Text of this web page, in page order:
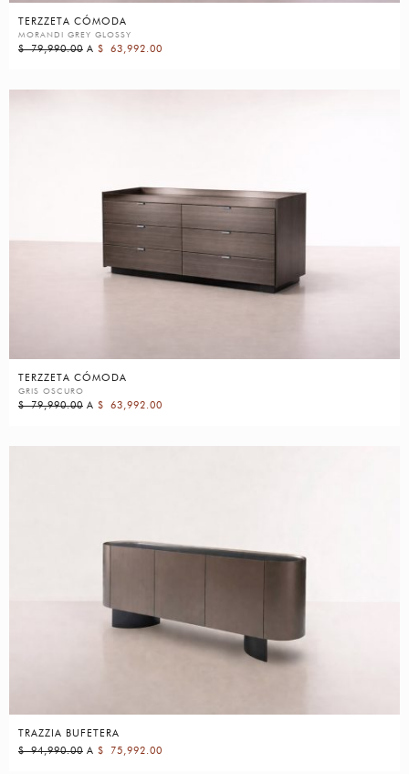
TERZZETA CÓMODA
MORANDI GREY GLOSSY
$79,990.00 A $ 63,992.00
TERZZETA CÓMODA
GRIS OSCURO
$79,990.00 A $ 63,992.00
TRAZZIA BUFETERA
$94,990.00 A $ 75,992.00